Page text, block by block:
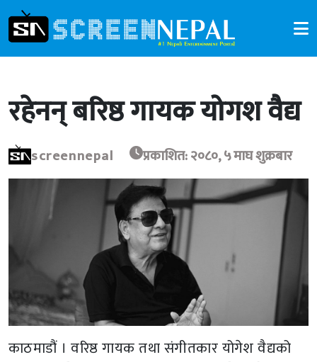
रहेनन् बरिष्ठ गायक योगश वैद्य
screennepal प्रकाशित: २०८०, ५ माघ शुक्रबार
काठमाडौं । वरिष्ठ गायक तथा संगीतकार योगेश वैद्यको